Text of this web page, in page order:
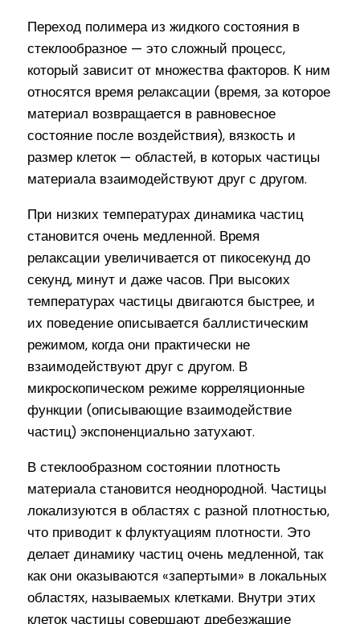
Переход полимера из жидкого состояния в
стеклообразное — это сложный процесс,
который зависит от множества факторов. К ним
относятся время релаксации (время, за которое
материал возвращается в равновесное
состояние после воздействия), вязкость и
размер клеток — областей, в которых частицы
материала взаимодействуют друг с другом.
При низких температурах динамика частиц
становится очень медленной. Время
релаксации увеличивается от пикосекунд до
секунд, минут и даже часов. При высоких
температурах частицы двигаются быстрее, и
их поведение описывается баллистическим
режимом, когда они практически не
взаимодействуют друг с другом. В
микроскопическом режиме корреляционные
функции (описывающие взаимодействие
частиц) экспоненциально затухают.
В стеклообразном состоянии плотность
материала становится неоднородной. Частицы
локализуются в областях с разной плотностью,
что приводит к флуктуациям плотности. Это
делает динамику частиц очень медленной, так
как они оказываются «запертыми» в локальных
областях, называемых клетками. Внутри этих
клеток частицы совершают дребезжащие